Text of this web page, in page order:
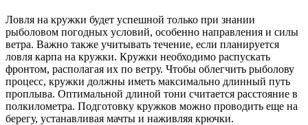
Ловля на кружки будет успешной только при знании
рыболовом погодных условий, особенно направления и силы
ветра. Важно также учитывать течение, если планируется
ловля карпа на кружки. Кружки необходимо распускать
фронтом, располагая их по ветру. Чтобы облегчить рыболову
процесс, кружки должны иметь максимально длинный путь
проплыва. Оптимальной длиной тони считается расстояние в
полкилометра. Подготовку кружков можно проводить еще на
берегу, устанавливая мачты и наживляя крючки.